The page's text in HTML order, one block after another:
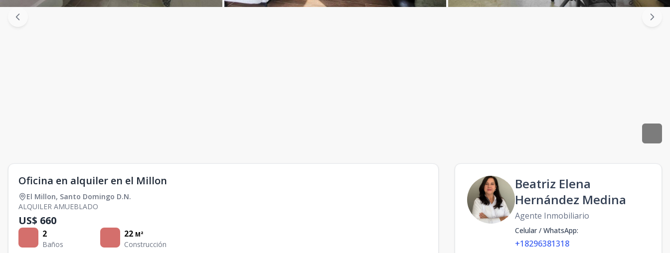
Oficina en alquiler en el Millon
El Millon, Santo Domingo D.N.
ALQUILER AMUEBLADO
US$ 660
2
Baños
22 M²
Construcción
Beatriz Elena
Hernández Medina
Agente Inmobiliario
Celular / WhatsApp:
+18296381318